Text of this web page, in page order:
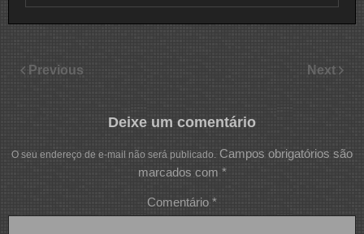
Previous Next
Deixe um comentário
O seu endereço de e-mail não será publicado. Campos obrigatórios são
marcados com *
Comentário *